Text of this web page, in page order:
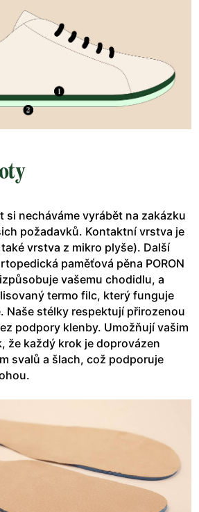
si necháváme vyrábět na zakázku
požadavků. Kontaktní vrstva je
vrstva z mikro plyše). Další
paměťová pěna PORON
vašemu chodidlu, a
termo filc, který funguje
Naše stélky respektují přirozenou
podpory klenby. Umožňují vašim
že každý krok je doprovázen
svalů a šlach, což podporuje